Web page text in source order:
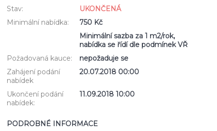
Stav:
UKONČENÁ
Minimální nabídka:
750 Kč
Minimální sazba za 1 m2/rok,
nabídka se řídí dle podmínek VŘ
Požadovaná kauce:
nepožaduje se
Zahájení podání
nabídek
20.07.2018 00:00
Ukončení podání
nabídek:
11.09.2018 10:00
PODROBNÉ INFORMACE